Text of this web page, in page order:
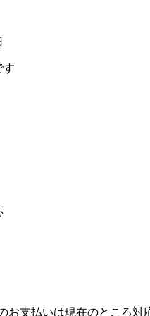
す
お支払いは現在のところ対